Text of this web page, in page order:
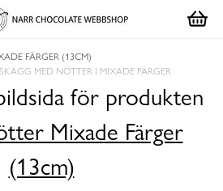
FÄRGER (13CM)
MED NÖTTER I MIXADE FÄRGER
för produkten
Mixade Färger
(13cm)